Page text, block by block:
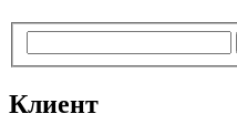
Клиент